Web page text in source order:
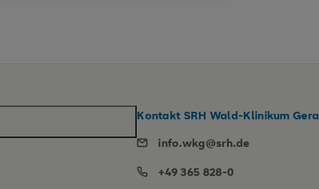
Kontakt SRH Wald-Klinikum Gera
info.wkg@srh.de
+49 365 828-0